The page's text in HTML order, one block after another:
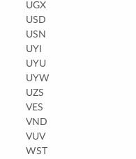
UGX
USD
USN
UYI
UYU
UYW
UZS
VES
VND
VUV
WST